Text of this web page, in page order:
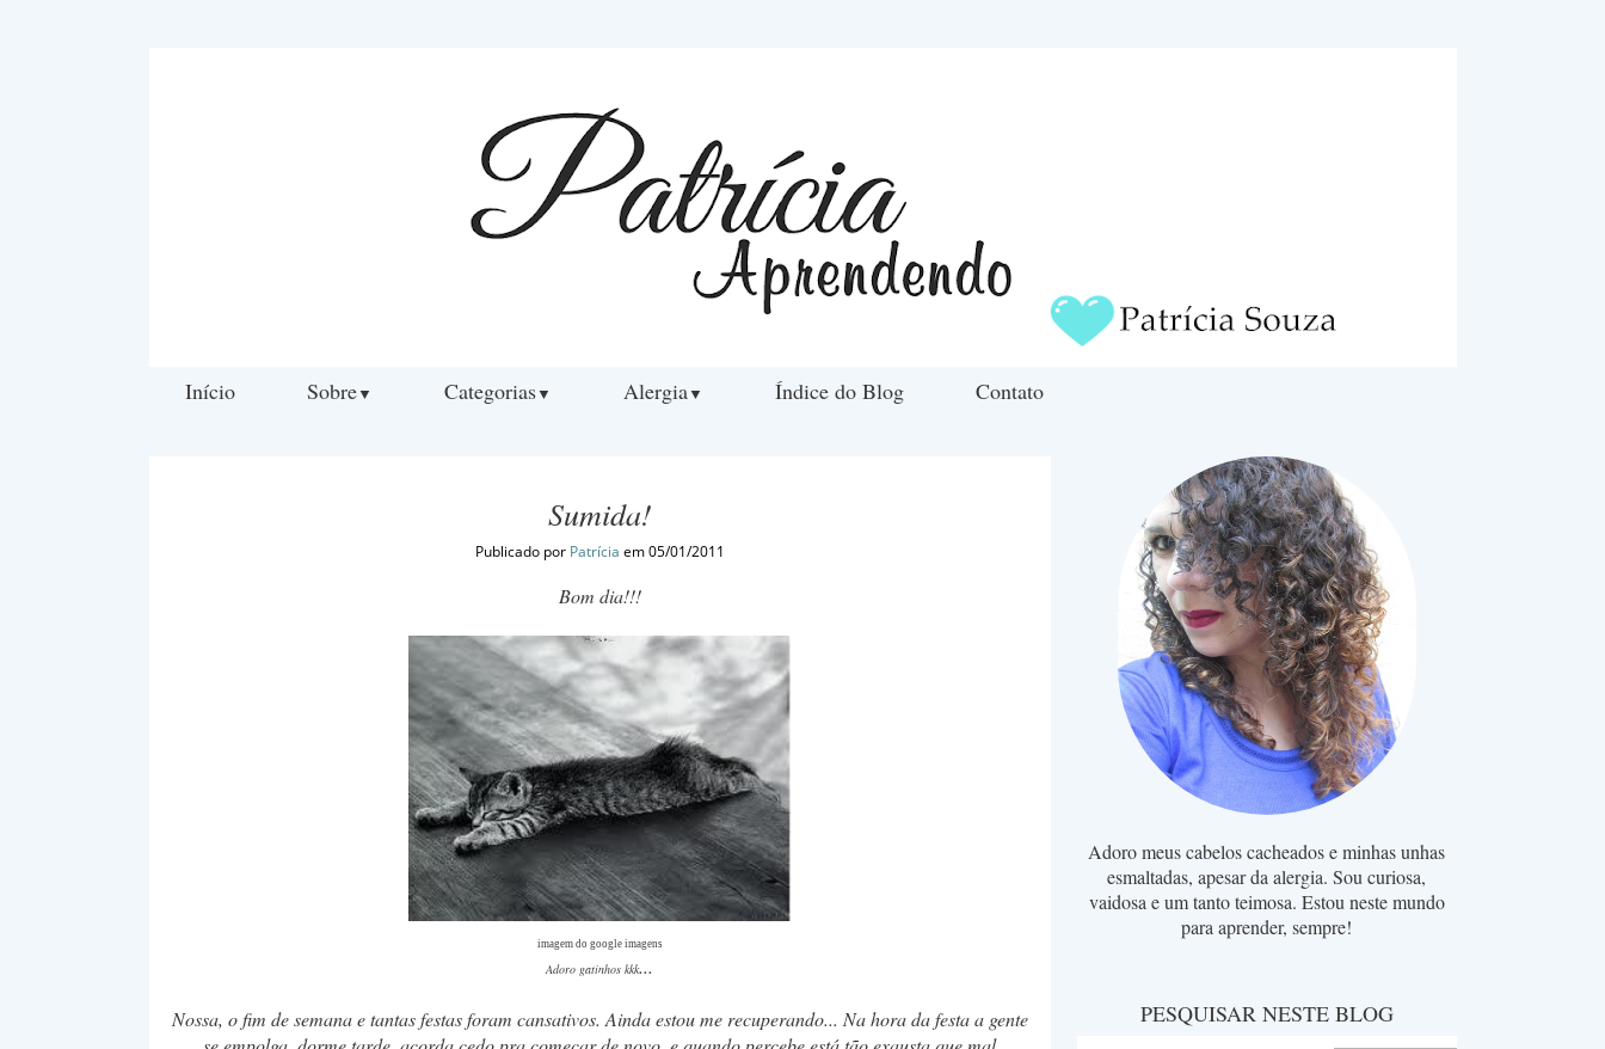
Início Sobre▼ Categorias▼ Alergia▼ Índice do Blog Contato
Sumida!
Publicado por Patrícia em 05/01/2011
Bom dia!!!
imagem do google imagens
Adoro gatinhos kkk...
Nossa, o fim de semana e tantas festas foram cansativos. Ainda estou me recuperando... Na hora da festa a gente
Adoro meus cabelos cacheados e minhas unhas
esmaltadas, apesar da alergia. Sou curiosa,
vaidosa e um tanto teimosa. Estou neste mundo
para aprender, sempre!
PESQUISAR NESTE BLOG